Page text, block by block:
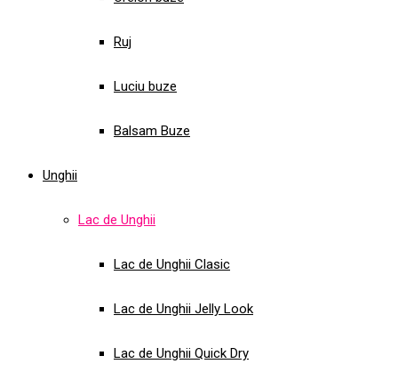
Ruj
Luciu buze
Balsam Buze
Unghii
Lac de Unghii
Lac de Unghii Clasic
Lac de Unghii Jelly Look
Lac de Unghii Quick Dry